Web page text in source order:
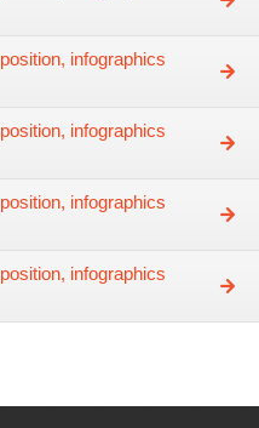
infographics
infographics
infographics
infographics